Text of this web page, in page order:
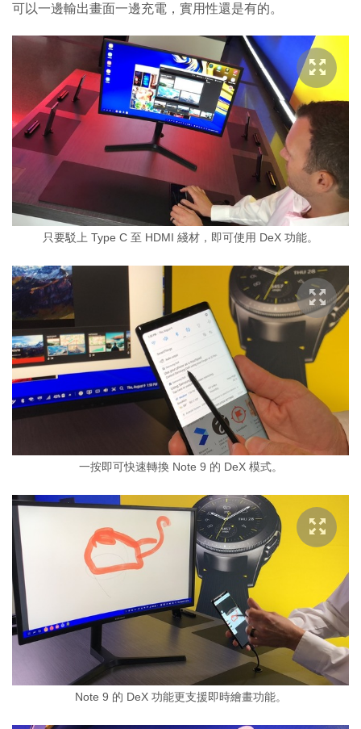
可以一邊輸出畫面一邊充電，實用性還是有的。
只要駁上 Type C 至 HDMI 綫材，即可使用 DeX 功能。
一按即可快速轉換 Note 9 的 DeX 模式。
Note 9 的 DeX 功能更支援即時繪畫功能。